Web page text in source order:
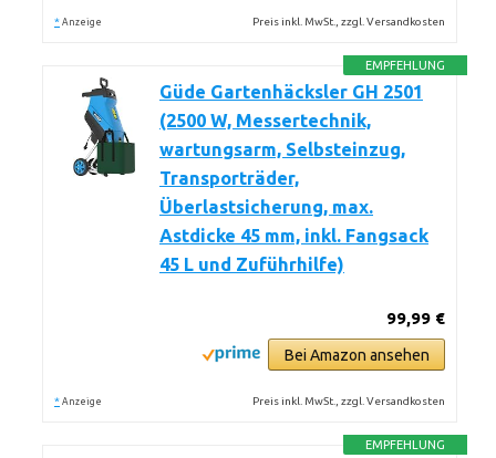
* Anzeige Preis inkl. MwSt., zzgl. Versandkosten
EMPFEHLUNG
Güde Gartenhäcksler GH 2501
(2500 W, Messertechnik,
wartungsarm, Selbsteinzug,
Transporträder,
Überlastsicherung, max.
Astdicke 45 mm, inkl. Fangsack
45 L und Zuführhilfe)
99,99 €
Bei Amazon ansehen
* Anzeige Preis inkl. MwSt., zzgl. Versandkosten
EMPFEHLUNG